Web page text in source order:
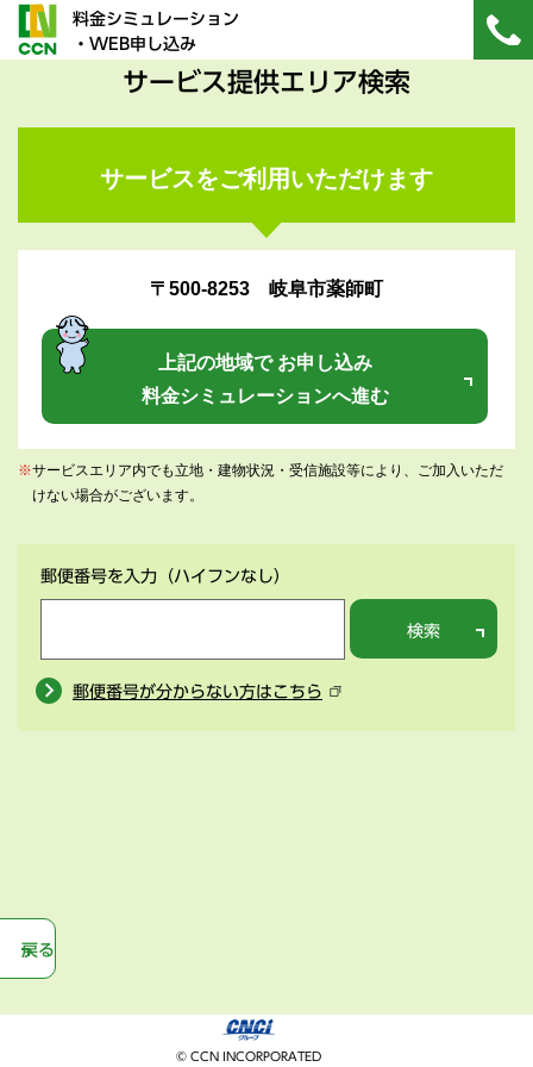
料金シミュレーション
・WEB申し込み
サービス提供エリア検索
サービスをご利用いただけます
〒500-8253 岐阜市薬師町
上記の地域で お申し込み
料金シミュレーションへ進む
※サービスエリア内でも立地・建物状況・受信施設等により、ご加入いただ
けない場合がございます。
郵便番号を入力 （ハイフンなし）
検索
郵便番号が分からない方はこちら
戻る
© CCN INCORPORATED